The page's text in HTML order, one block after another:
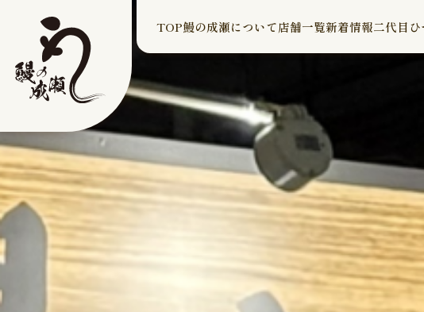
TOP鰻の成瀬について店舗一覧新着情報二代目